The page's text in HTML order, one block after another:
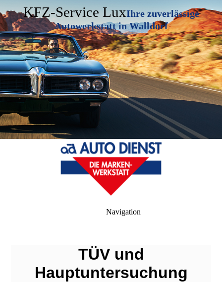
KFZ-Service LuxIhre zuverlässige
Autowerkstatt in Walldorf
Navigation
TÜV und
Hauptuntersuchung